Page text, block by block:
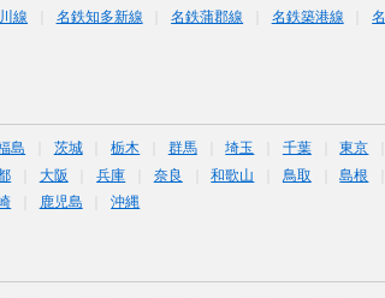
線 名鉄知多新線 名鉄蒲郡線 名鉄築港線
島 茨城 栃木 群馬 埼玉 千葉 東京
大阪 兵庫 奈良 和歌山 鳥取 島根
鹿児島 沖縄